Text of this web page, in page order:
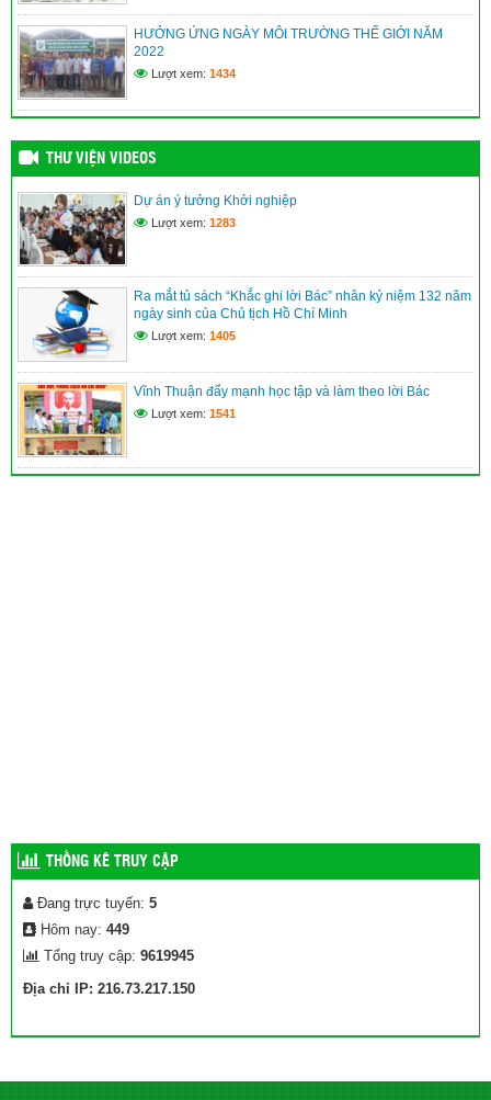
(09/06/2026)
An Giang: Cán bộ, người dân học tập, noi theo gương Bác
từ “Không gian văn hóa Hồ Chí Minh”
(09/06/2026)
HƯỞNG ỨNG NGÀY MÔI TRƯỜNG THẾ GIỚI NĂM
2022
Lượt xem: 1434
THƯ VIỆN VIDEOS
Dự án ý tưởng Khởi nghiệp
Lượt xem: 1283
Ra mắt tủ sách “Khắc ghi lời Bác” nhân kỷ niệm 132 năm
ngày sinh của Chủ tịch Hồ Chí Minh
Lượt xem: 1405
Vĩnh Thuận đẩy mạnh học tập và làm theo lời Bác
Lượt xem: 1541
THỐNG KÊ TRUY CẬP
Đang trực tuyến: 5
Hôm nay: 449
Tổng truy cập: 9619945
Địa chỉ IP: 216.73.217.150